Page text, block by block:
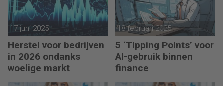
17 juni 2025
Herstel voor bedrijven
in 2026 ondanks
woelige markt
18 februari 2025
5 ‘Tipping Points’ voor
AI-gebruik binnen
finance